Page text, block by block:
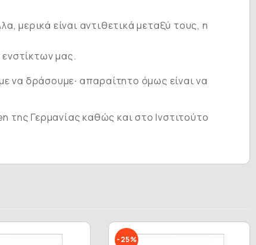
μερικά είναι αντιθετικά μεταξύ τους, η
μας.
να δράσουμε∙ απαραίτητο όμως είναι να
της Γερμανίας καθώς και στο Ινστιτούτο
-25%